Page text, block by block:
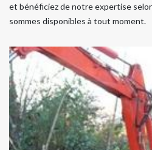
et bénéficiez de notre expertise
sommes disponibles à tout moment.